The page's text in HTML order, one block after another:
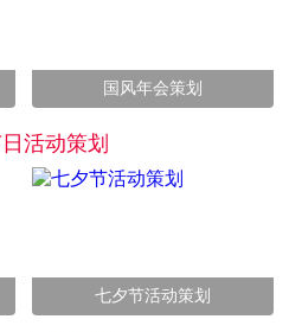
国风年会策划
活动策划
七夕节活动策划